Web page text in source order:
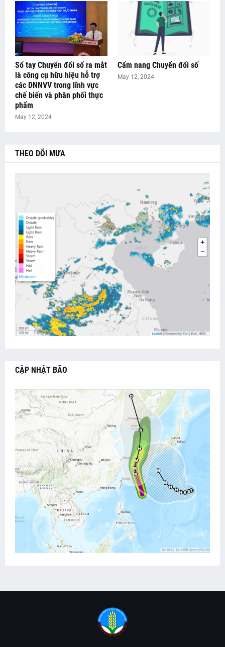
Sổ tay Chuyển đổi số ra mắt
là công cụ hữu hiệu hỗ trợ
các DNNVV trong lĩnh vực
chế biến và phân phối thực
phẩm
May 12, 2024
Cẩm nang Chuyển đổi số
May 12, 2024
THEO DÕI MƯA
CẬP NHẬT BÃO